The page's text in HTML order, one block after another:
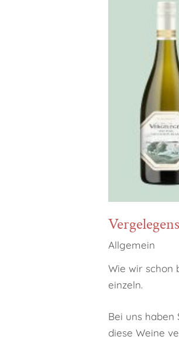
Hit enter to search or ESC
Allgemein
Wie wir schon
einzeln.
Bei uns haben
diese Weine